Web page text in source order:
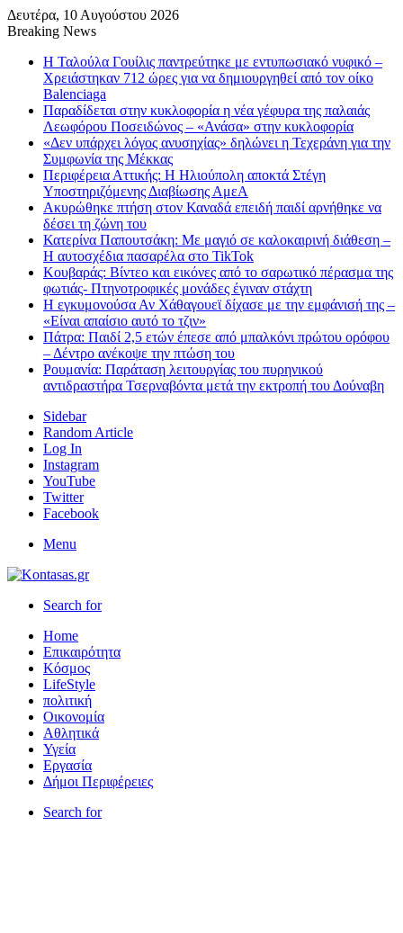
Δευτέρα, 10 Αυγούστου 2026
Breaking News
Η Ταλούλα Γουίλις παντρεύτηκε με εντυπωσιακό νυφικό –
Χρειάστηκαν 712 ώρες για να δημιουργηθεί από τον οίκο
Balenciaga
Παραδίδεται στην κυκλοφορία η νέα γέφυρα της παλαιάς
Λεωφόρου Ποσειδώνος – «Ανάσα» στην κυκλοφορία
«Δεν υπάρχει λόγος ανυσηχίας» δηλώνει η Τεχεράνη για την
Συμφωνία της Μέκκας
Περιφέρεια Αττικής: Η Ηλιούπολη αποκτά Στέγη
Υποστηριζόμενης Διαβίωσης ΑμεΑ
Ακυρώθηκε πτήση στον Καναδά επειδή παιδί αρνήθηκε να
δέσει τη ζώνη του
Κατερίνα Παπουτσάκη: Με μαγιό σε καλοκαιρινή διάθεση –
Η αυτοσχέδια πασαρέλα στο TikTok
Κουβαράς: Βίντεο και εικόνες από το σαρωτικό πέρασμα της
φωτιάς- Πτηνοτροφικές μονάδες έγιναν στάχτη
Η εγκυμονούσα Αν Χάθαγουεϊ δίχασε με την εμφάνισή της –
«Είναι απαίσιο αυτό το τζιν»
Πάτρα: Παιδί 2,5 ετών έπεσε από μπαλκόνι πρώτου ορόφου
– Δέντρο ανέκοψε την πτώση του
Ρουμανία: Παράταση λειτουργίας του πυρηνικού
αντιδραστήρα Τσερναβόντα μετά την εκτροπή του Δούναβη
Sidebar
Random Article
Log In
Instagram
YouTube
Twitter
Facebook
Menu
Search for
Home
Επικαιρότητα
Κόσμος
LifeStyle
πολιτική
Οικονομία
Αθλητικά
Υγεία
Εργασία
Δήμοι Περιφέρειες
Search for